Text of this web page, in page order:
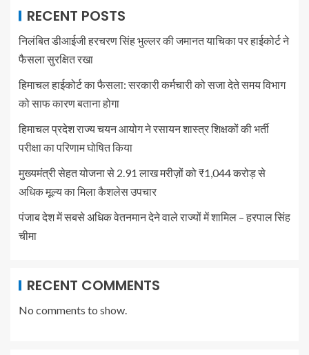
RECENT POSTS
निलंबित डीआईजी हरचरण सिंह भुल्लर की जमानत याचिका पर हाईकोर्ट ने
फैसला सुरक्षित रखा
हिमाचल हाईकोर्ट का फैसला: सरकारी कर्मचारी को सजा देते समय विभाग
को साफ कारण बताना होगा
हिमाचल प्रदेश राज्य चयन आयोग ने रसायन शास्त्र शिक्षकों की भर्ती
परीक्षा का परिणाम घोषित किया
मुख्यमंत्री सेहत योजना से 2.91 लाख मरीज़ों को ₹1,044 करोड़ से
अधिक मूल्य का मिला कैशलेस उपचार
पंजाब देश में सबसे अधिक वेतनमान देने वाले राज्यों में शामिल – हरपाल सिंह
चीमा
RECENT COMMENTS
No comments to show.